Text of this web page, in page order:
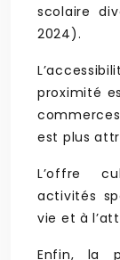
scolaire
2024).
proximité
est plus
L’offre
activités
vie et à
Enfin, la